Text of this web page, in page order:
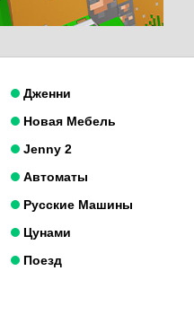
Дженни
Новая Мебель
Jenny 2
Автоматы
Русские Машины
Цунами
Поезд